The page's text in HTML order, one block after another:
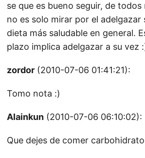
se que es bueno seguir, de todos
no es solo mirar por el adelgazar
dieta más saludable en general.
plazo implica adelgazar a su vez
zordor (2010-07-06 01:41:21):
Tomo nota :)
Alainkun (2010-07-06 06:10:02):
Que dejes de comer